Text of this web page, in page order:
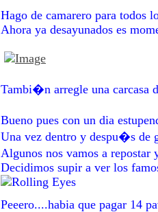
Hago de camarero para todos
Ahora ya desayunados es
Tambi�n arregle una carcasa
Bueno pues con un dia
Una vez dentro y despu�s de
Algunos nos vamos a
Decidimos supir a ver los
Peeero....habia que pagar 14